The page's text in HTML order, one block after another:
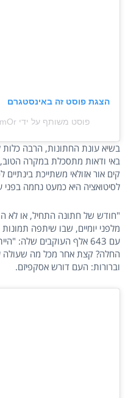
הצגת פוסט זה באינסטגרם
פוסט משותף על ידי ‏‎KimOr – קימאור‎‏ (@‏‎kimorazulay‎‏)
בשיא עונת החתונות, הרבה
באי ודאות מתסכלת במקרה
קים אור אזולאי משתייכת
לסיטואציה היא כמעט נחמה
"חודש של חתונה התחיל, או לא
מלפני יומיים, שבו שיתפה
עם 643 אלף העוקבים שלה:
החלה? קצת אחר מכל מה שעולה
וברורות: העם דורש אסקפיזם.